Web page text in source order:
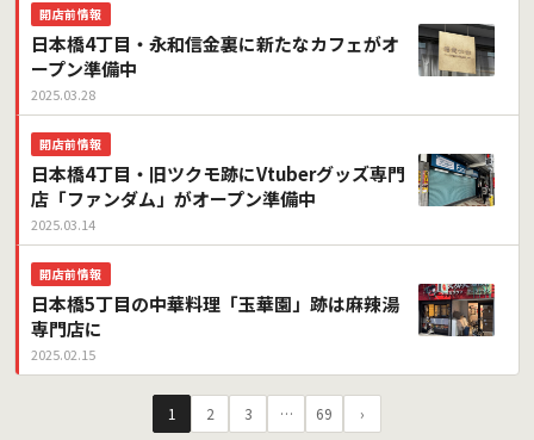
開店前情報
日本橋4丁目・永和信金裏に新たなカフェがオ
ープン準備中
2025.03.28
開店前情報
日本橋4丁目・旧ツクモ跡にVtuberグッズ専門
店「ファンダム」がオープン準備中
2025.03.14
開店前情報
日本橋5丁目の中華料理「玉華園」跡は麻辣湯
専門店に
2025.02.15
1 2 3 … 69 ›